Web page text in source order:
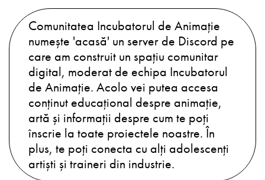
Comunitatea Incubatorul de Animație
numește 'acasă' un server de Discord pe
care am construit un spațiu comunitar
digital, moderat de echipa Incubatorul
de Animație. Acolo vei putea accesa
conținut educațional despre animație,
artă și informații despre cum te poți
înscrie la toate proiectele noastre. În
plus, te poți conecta cu alți adolescenți
artiști și traineri din industrie.